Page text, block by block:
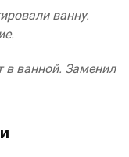
ванну.
ванной. Заменил